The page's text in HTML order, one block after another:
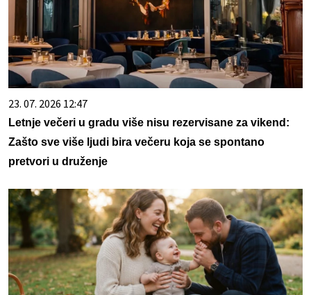
23. 07. 2026 12:47
Letnje večeri u gradu više nisu rezervisane za vikend:
Zašto sve više ljudi bira večeru koja se spontano
pretvori u druženje